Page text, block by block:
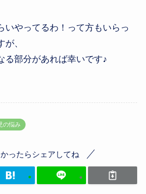
いやってるわ！って方もいらっ
、
る部分があれば幸いです♪
の悩み
ったらシェアしてね